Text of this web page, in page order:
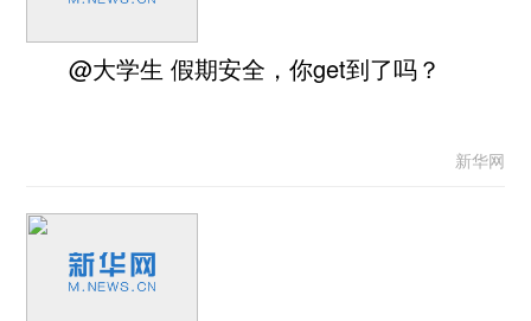
@大学生 假期安全，你get到了吗？
新华网